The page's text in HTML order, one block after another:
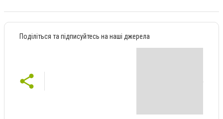
Поділіться та підписуйтесь на наші джерела